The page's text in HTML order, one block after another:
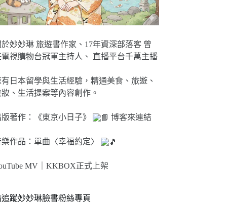
妙妙琳 旅遊書作家、17年資深部落客 曾
電視購物台冠軍主持人、 直播平台千萬主播
日本留學與生活經驗，精通美食、旅遊、
、生活提案等內容創作。
著作：《東京小日子》 博客來連結
作品：單曲〈幸福約定〉
MV｜KKBOX正式上架
追蹤妙妙琳臉書粉絲專頁